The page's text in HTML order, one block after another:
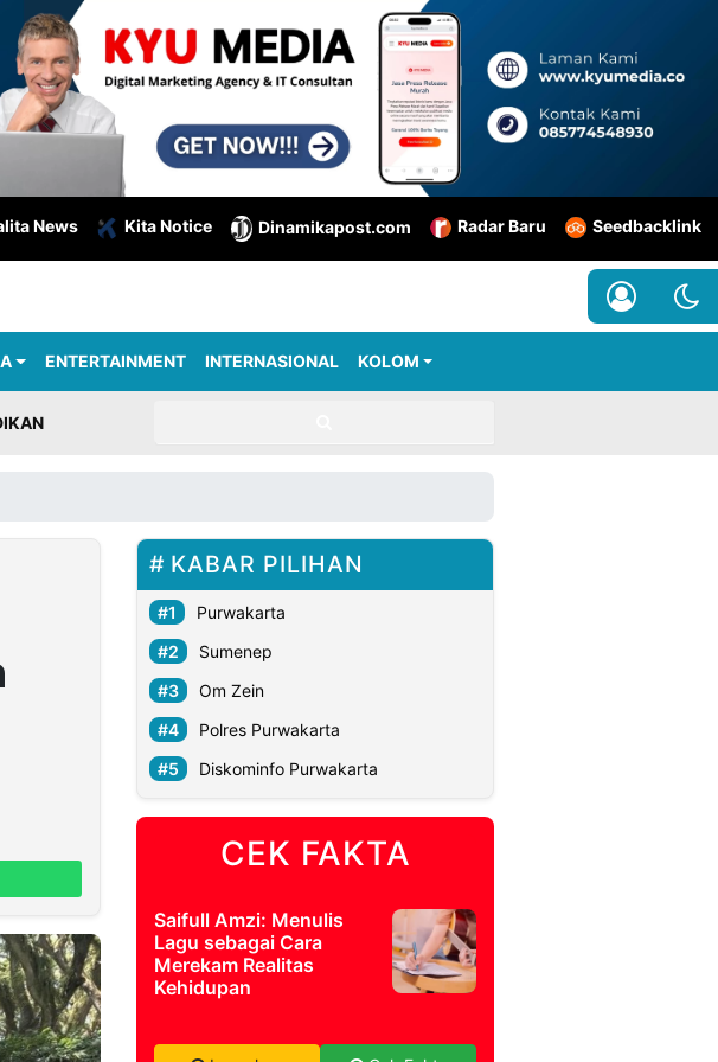
News Kita Notice Dinamikapost.com Radar Baru Seedbacklink
ENTERTAINMENT INTERNASIONAL KOLOM
KABAR PILIHAN
Purwakarta
Sumenep
Om Zein
Polres Purwakarta
Diskominfo Purwakarta
CEK FAKTA
Saifull Amzi: Menulis
Lagu sebagai Cara
Merekam Realitas
Kehidupan